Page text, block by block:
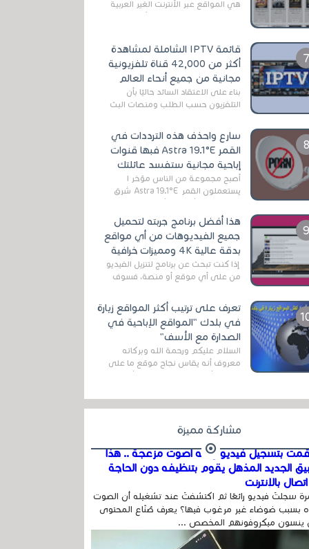
هي المواقع عبر الأنترنت الغير العربية
التي تقدم خدمة تحميل الأفلام على
قائمة IPTV الشاملة لمشاهدة
أكثر من 42,000 قناة تلفزيونية
مجانية من جميع أنحاء العالم
بناءً على الاعتقاد السائد حاليًا بأن
التلفزيون حسب الطلب ومنصات البث
سارع واحذف هذه الترددات في
القمر Astra 19.1°E فبها قنوات
إباحية مجانية ستفسد عائلتك
أصبح مجموعة من الناس مؤخر ا
يستعملون القمر Astra 19.1°E شرق
وذلك بسبب أن هذا الأخير يتوفرعلى
قنوات مميزة جدا تنقل العديد من البرامج
اله...
هذا أفضل برنامج جربته لتحميل
جميع الفيديوهات من أي مواقع
بدقة عالية 4K ومميزات خرافية
إذا كنت تبحث عن برنامج لتنزيل الفيديو
من على أي موقع أو منصة، فسوف
الخاصة بالبرامج والتطبيقات في هذا
المج...
تعرف على ترتيب أكثر المواقع زيارة
في بلدك "المواقع الإباحية في
الصدارة مع الأسف"
السلام عليكم ورحمة الله وبركاته
معروف أنه يقاس نجاح موقع ما على
في...
مشاركة مميزة
بتسجيل فيديو وفيه أصوت مزعجة .. هذا
الجديد المذهل يقوم بتنظيفه دون الحاجة
بالإنترنت
سجلتَ فيديو رائعًا ثم اكتشفتَ عند تشغيله أن الصوت
بسبب ضوضاء غير مرغوب فيها؟ يعرف صُنّاع المحتوى
ينسون ميكروفونهم المخصص ...